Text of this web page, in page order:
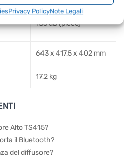
Privacy PolicyNote Legali
135 dB (picco)
643 x 417,5 x 402 mm
17,2 kg
Alto TS415?
il Bluetooth?
del diffusore?